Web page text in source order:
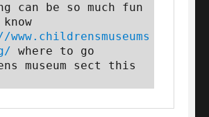
can be so much fun
where to go
museum sect this